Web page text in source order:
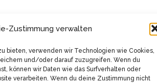
Zustimmung verwalten
bieten, verwenden wir Technologien wie Cookies,
und/oder darauf zuzugreifen. Wenn du
können wir Daten wie das Surfverhalten oder
verarbeiten. Wenn du deine Zustimmung nicht
in der hauseigenen
ohne Glutamat und künstliche
5,0 von 5 Sternen wider.